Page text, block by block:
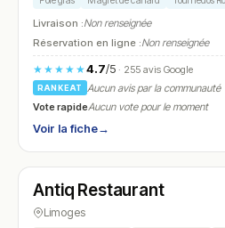
Livraison :Non renseignée
Réservation en ligne :Non renseignée
★★★★★4.7/5· 255 avis Google
RANKEAT
Aucun avis par la communauté
Vote rapideAucun vote pour le moment
Voir la fiche→
N° 18
Antiq Restaurant
Limoges